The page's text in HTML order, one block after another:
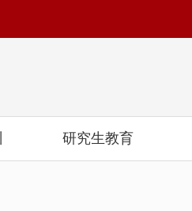
研究生教育